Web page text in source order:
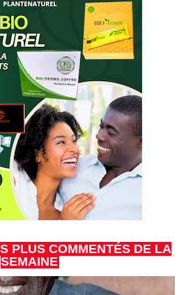
PLUS COMMENTÉS DE LA
SEMAINE